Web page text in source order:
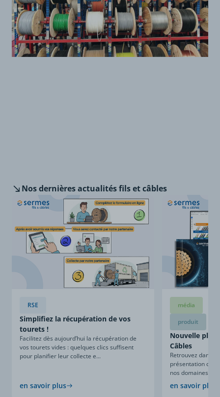
Nos dernièresactualités fils et câbles
RSE
Simplifiez la récupération de vos
tourets !
Facilitez dès aujourd’hui la récupération de
vos tourets vides : quelques clics suffisent
pour planifier leur collecte e...
en savoir plus
média
produit
Nouvelle
Câbles
Retrouvez dans
présentation
nos domaines
en savoir plus